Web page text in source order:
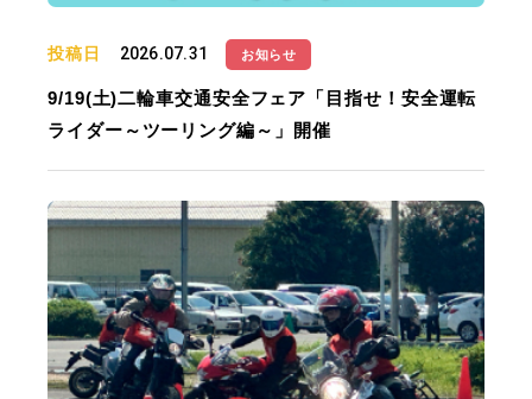
投稿日 2026.07.31 お知らせ
9/19(土)二輪車交通安全フェア「目指せ！安全運転
ライダー～ツーリング編～」開催